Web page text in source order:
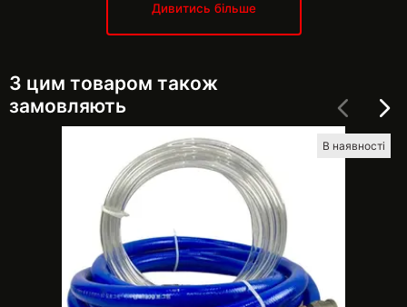
Дивитись більше
З цим товаром також
замовляють
В наявності